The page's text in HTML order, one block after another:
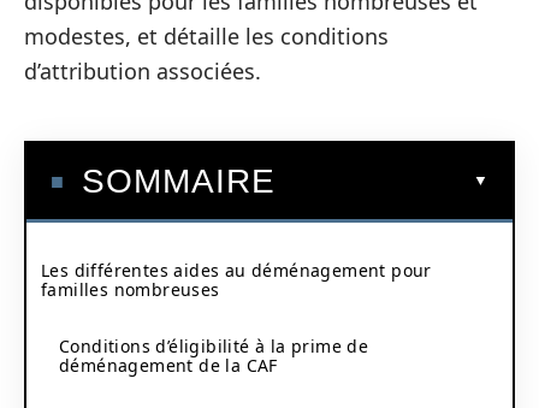
modestes, et détaille les conditions
d’attribution associées.
SOMMAIRE
Les différentes aides au déménagement pour
familles nombreuses
Conditions d’éligibilité à la prime de
déménagement de la CAF